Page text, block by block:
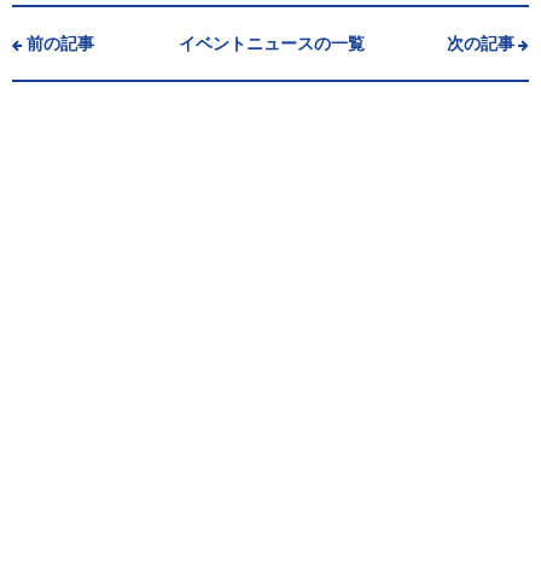
前の記事 イベントニュースの一覧 次の記事